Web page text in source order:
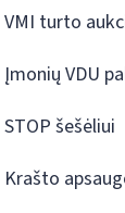
VMI turto
Įmonių VDU
STOP šešėliui
Krašto